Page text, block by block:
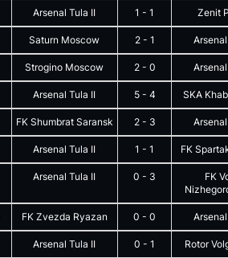
Arsenal Tula II 1 -1 Zenit
Saturn Moscow 2- 1
Strogino Moscow 2- 0
Arsenal Tula II 5- 4 SKA
FK Shumbrat Saransk 2- 3
Arsenal Tula II 1 -1 FK
Arsenal Tula II 0 - 3
FK
FK Zvezda Ryazan 0 -0
Arsenal Tula II 0 -1 Rotor